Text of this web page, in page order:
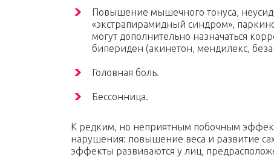
Повышение мышечного тонуса,
«экстрапирамидный синдром»,
могут дополнительно назначаться
бипериден (акинетон, мендилекс,
Головная боль.
Бессонница.
К редким, но неприятным побочным
нарушения: повышение веса и развитие
эффекты развиваются у лиц,